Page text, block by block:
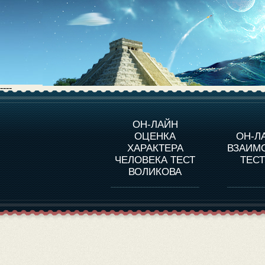
----
ОН-ЛАЙН
ОЦЕНКА
ХАРАКТЕРА
ЧЕЛОВЕКА ТЕСТ
ВОЛИКОВА
ОН-
О ПРОГРАММЕ
ОЦЕНКА ХАРАКТЕРA
ЧЕЛОВЕКА
ОЦЕНКА ХАРАКТЕРА
ВЫДАЮЩИХСЯ
ЛИЧНОСТЕЙ